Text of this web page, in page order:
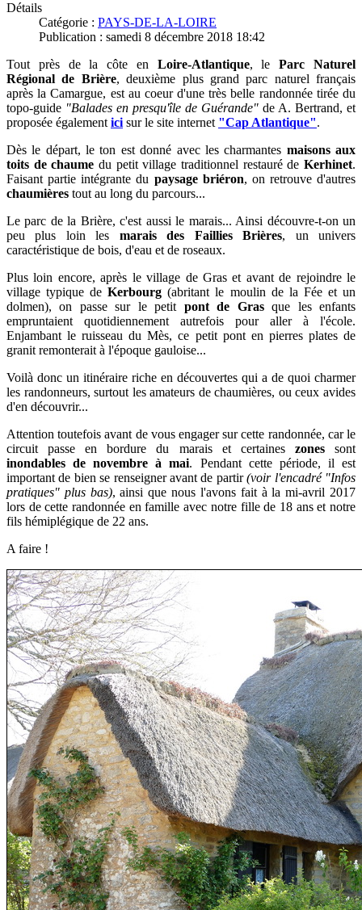
Détails
Catégorie : PAYS-DE-LA-LOIRE
Publication : samedi 8 décembre 2018 18:42
Tout près de la côte en Loire-Atlantique, leParc Naturel
Régional de Brière, deuxième plus grand parc naturel français
après la Camargue, est au coeur d'une très belle randonnée tirée du
topo-guide "Balades en presqu'île de Guérande" de A. Bertrand, et
proposée également ici sur le site internet "Cap Atlantique".
Dès le départ, le ton est donné avec les charmantes maisons aux
toits de chaume du petitvillage traditionnel restauré deKerhinet.
Faisant partie intégrante du paysage briéron, on retrouve d'autres
chaumières tout au long du parcours...
Le parc de la Brière, c'est aussi le marais... Ainsi découvre-t-on un
peu plus loin les marais des Faillies Brières, un univers
caractéristique de bois, d'eau et de roseaux.
Plus loin encore, après le village de Gras et avant de rejoindre le
village typique deKerbourg(abritant le moulin de la Fée et un
dolmen), on passe sur le petit pont de Grasque les enfants
empruntaient quotidiennement autrefois pour aller à l'école.
Enjambant le ruisseau du Mès, ce petit pont en pierres plates de
granit remonterait à l'époque gauloise...
Voilà donc un itinéraire riche en découvertes qui a de quoi charmer
les randonneurs, surtout les amateurs de chaumières, ou ceux avides
d'en découvrir...
Attention toutefois avant de vous engager sur cette randonnée, car le
circuit passe en bordure du marais et certaines zonessont
inondables de novembre à mai. Pendant cette période, il est
important de bien se renseigner avant de partir(voir l'encadré "Infos
pratiques" plus bas), ainsi que nous l'avons fait à la mi-avril 2017
lors de cette randonnée en famille avec notre fille de 18 ans et notre
fils hémiplégique de 22 ans.
A faire !